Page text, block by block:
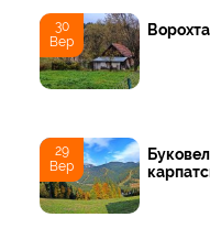
30
Вер
29
Вер